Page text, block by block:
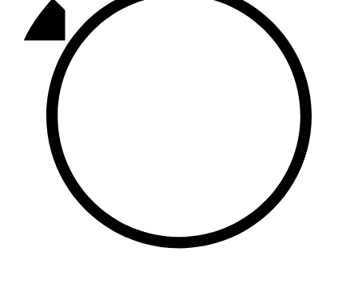
Базарлы матак
107,1 FM
Балык бистәсе
104,9 FM
Баулы
107,5 FM
Биләр